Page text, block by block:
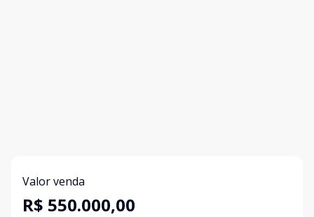
Valor venda
R$ 550.000,00